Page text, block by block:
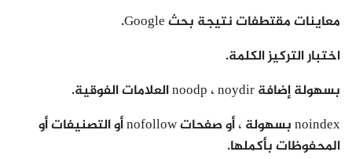
معاينات مقتطفات نتيجة بحث Google.
اختبار التركيز الكلمة.
بسهولة إضافة noodp ، noydir العلامات الفوقية.
noindex بسهولة ، أو صفحات nofollow أو التصنيفات أو
المحفوظات بأكملها.